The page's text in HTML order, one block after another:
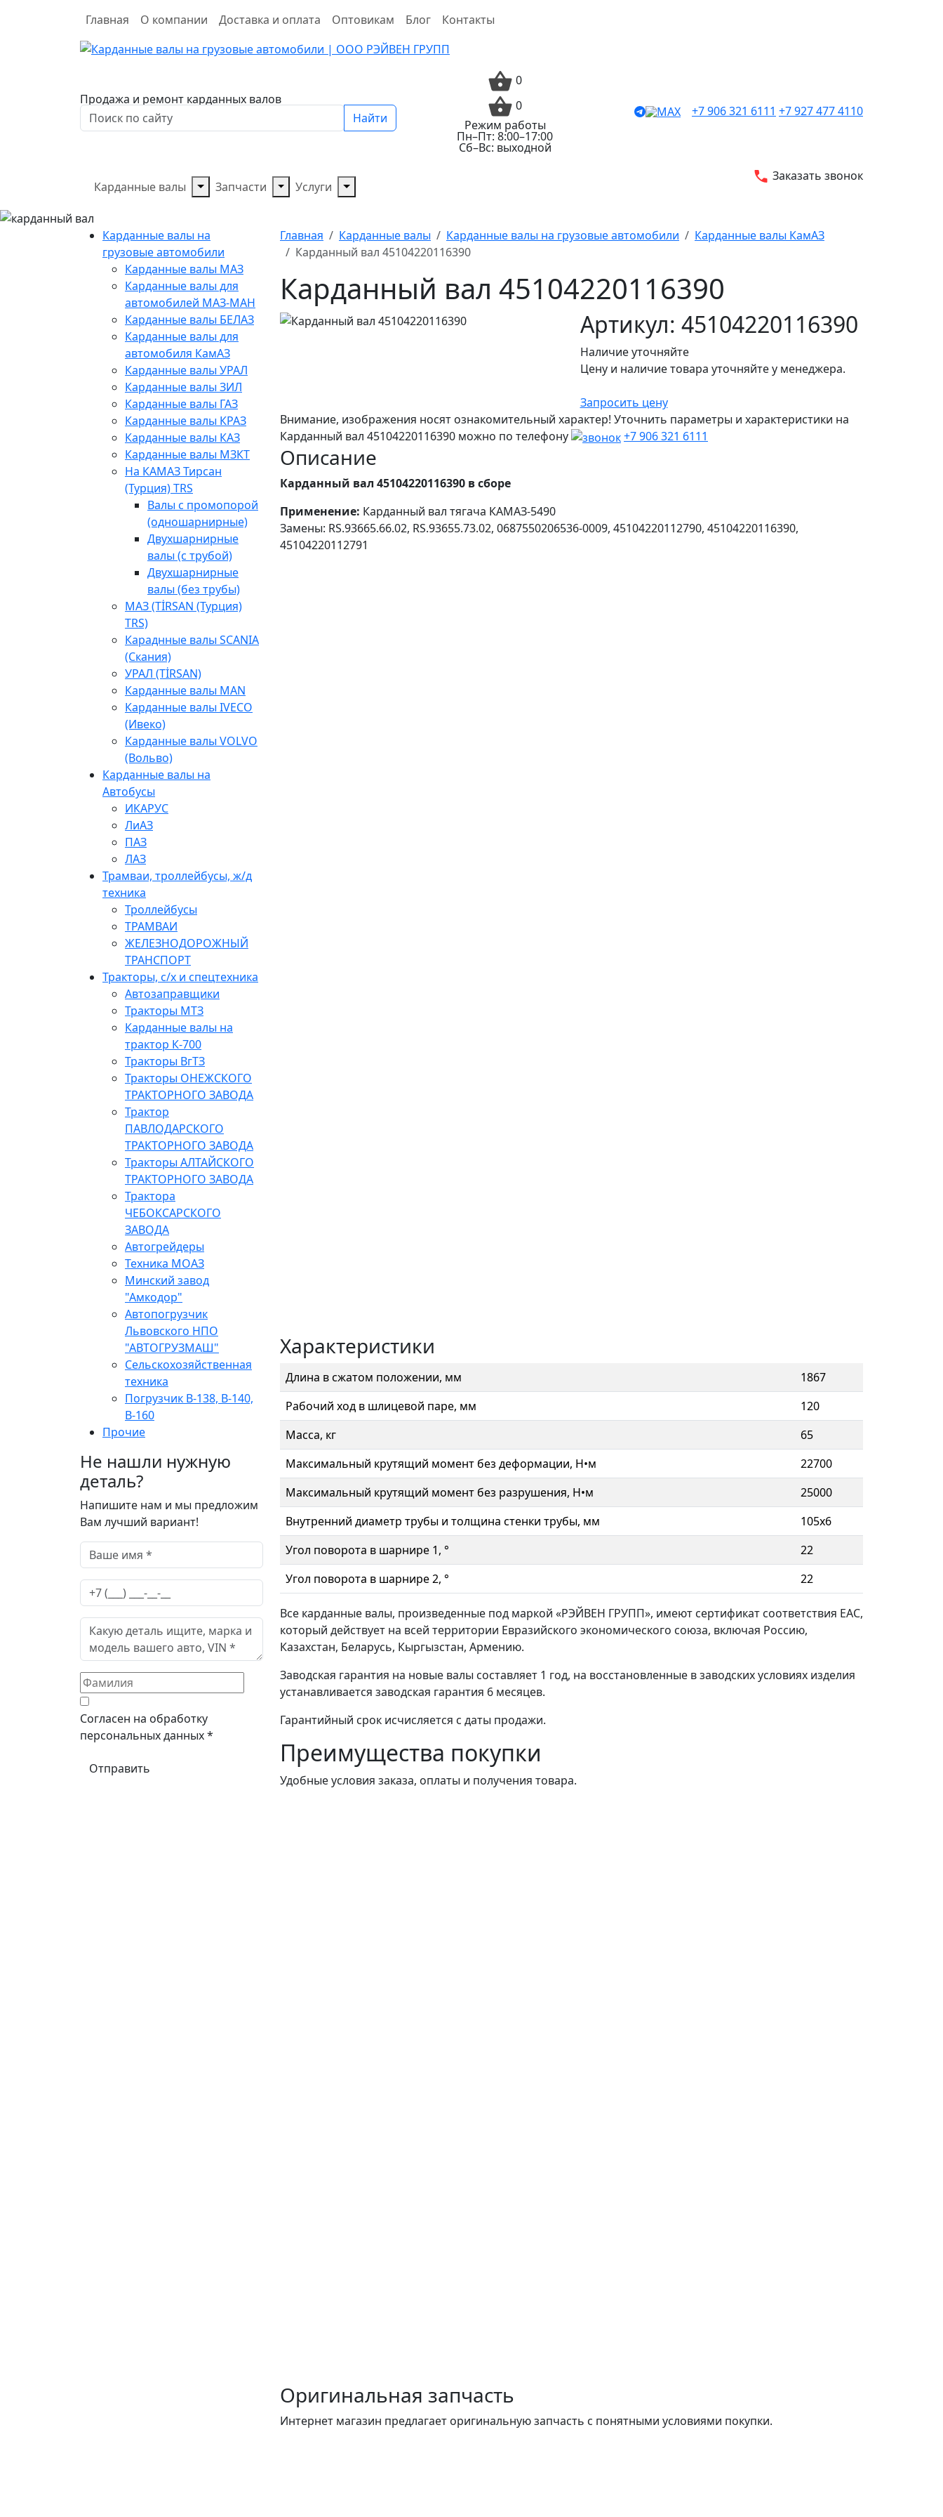
Главная О компании Доставка и оплата Оптовикам Блог Контакты
Продажа и ремонт карданных валов
Найти
0
0
Режим работы
Пн–Пт: 8:00–17:00
Сб–Вс: выходной
+7 906 321 6111 +7 927 477 4110
Карданные валы Запчасти Услуги
Заказать звонок
Карданные валы на
грузовые автомобили
Карданные валы МАЗ
Карданные валы для
автомобилей МАЗ-МАН
Карданные валы БЕЛАЗ
Карданные валы для
автомобиля КамАЗ
Карданные валы УРАЛ
Карданные валы ЗИЛ
Карданные валы ГАЗ
Карданные валы КРАЗ
Карданные валы КАЗ
Карданные валы МЗКТ
На КАМАЗ Тирсан
(Турция) TRS
Валы с промопорой
(одношарнирные)
Двухшарнирные
валы (с трубой)
Двухшарнирные
валы (без трубы)
МАЗ (TİRSAN (Турция)
TRS)
Караднные валы SCANIA
(Скания)
УРАЛ (TİRSAN)
Карданные валы МАN
Карданные валы IVECO
(Ивеко)
Карданные валы VOLVO
(Вольво)
Карданные валы на
Автобусы
ИКАРУС
ЛиАЗ
ПАЗ
ЛАЗ
Трамваи, троллейбусы, ж/д
техника
Троллейбусы
ТРАМВАИ
ЖЕЛЕЗНОДОРОЖНЫЙ
ТРАНСПОРТ
Тракторы, с/x и спецтехника
Автозаправщики
Тракторы МТЗ
Карданные валы на
трактор К-700
Тракторы ВгТЗ
Тракторы ОНЕЖСКОГО
ТРАКТОРНОГО ЗАВОДА
Трактор
ПАВЛОДАРСКОГО
ТРАКТОРНОГО ЗАВОДА
Тракторы АЛТАЙСКОГО
ТРАКТОРНОГО ЗАВОДА
Трактора
ЧЕБОКСАРСКОГО
ЗАВОДА
Автогрейдеры
Техника МОАЗ
Минский завод
"Амкодор"
Автопогрузчик
Львовского НПО
"АВТОГРУЗМАШ"
Сельскохозяйственная
техника
Погрузчик В-138, В-140,
В-160
Прочие
Не нашли нужную
деталь?
Напишите нам и мы предложим
Вам лучший вариант!
Согласен на обработку
персональных данных *
Главная Карданные валы Карданные валы на грузовые автомобили
Карданные валы КамАЗ
Карданный вал 45104220116390
Карданный вал 45104220116390
Артикул: 45104220116390
Наличие уточняйте
Цену и наличие товара уточняйте у менеджера.
Запросить цену
Внимание, изображения носят ознакомительный характер! Уточнить параметры и характеристики на
Карданный вал 45104220116390 можно по телефону
+7 906 321 6111
Описание
Карданный вал 45104220116390 в сборе
Применение: Карданный вал тягача КАМАЗ-5490
Замены: RS.93665.66.02, RS.93655.73.02, 0687550206536-0009, 45104220112790, 45104220116390,
45104220112791
Характеристики
Длина в сжатом положении, мм
1867
Рабочий ход в шлицевой паре, мм
120
Масса, кг
65
Максимальный крутящий момент без деформации, Н•м
22700
Максимальный крутящий момент без разрушения, Н•м
25000
Внутренний диаметр трубы и толщина стенки трубы, мм
105x6
Угол поворота в шарнире 1, °
22
Угол поворота в шарнире 2, °
22
Все карданные валы, произведенные под маркой «РЭЙВЕН ГРУПП», имеют сертификат соответствия ЕАС,
который действует на всей территории Евразийского экономического союза, включая Россию,
Казахстан, Беларусь, Кыргызстан, Армению.
Заводская гарантия на новые валы составляет 1 год, на восстановленные в заводских условиях изделия
устанавливается заводская гарантия 6 месяцев.
Гарантийный срок исчисляется с даты продажи.
Преимущества покупки
Удобные условия заказа, оплаты и получения товара.
Оригинальная запчасть
Интернет магазин предлагает оригинальную запчасть с понятными условиями покупки.